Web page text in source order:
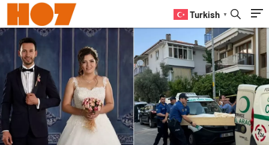
Turkish ▼